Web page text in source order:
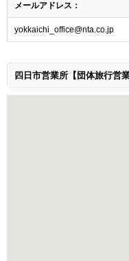
メールアドレス：
yokkaichi_office@nta.co.jp
四日市営業所【団体旅行営業